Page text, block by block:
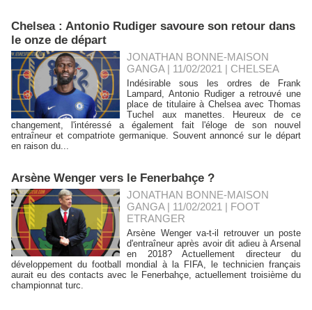
Chelsea : Antonio Rudiger savoure son retour dans
le onze de départ
JONATHAN BONNE-MAISON
GANGA | 11/02/2021 | CHELSEA
Indésirable sous les ordres de Frank
Lampard, Antonio Rudiger a retrouvé une
place de titulaire à Chelsea avec Thomas
Tuchel aux manettes. Heureux de ce
changement, l'intéressé a également fait l'éloge de son nouvel
entraîneur et compatriote germanique. Souvent annoncé sur le départ
en raison du...
Arsène Wenger vers le Fenerbahçe ?
JONATHAN BONNE-MAISON
GANGA | 11/02/2021 | FOOT
ETRANGER
Arsène Wenger va-t-il retrouver un poste
d'entraîneur après avoir dit adieu à Arsenal
en 2018? Actuellement directeur du
développement du football mondial à la FIFA, le technicien français
aurait eu des contacts avec le Fenerbahçe, actuellement troisième du
championnat turc.